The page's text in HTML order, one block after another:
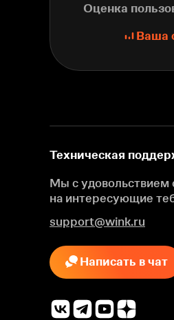
Оценка
Ваша
Техническая
Мы с удовольствием
на интересующие
support@wink.ru
Написать в чат